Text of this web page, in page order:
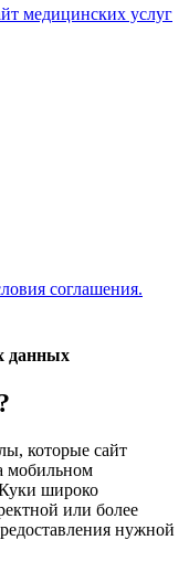
медицинских услуг
соглашения.
данных
которые сайт
мобильном
Куки широко
или более
нужной